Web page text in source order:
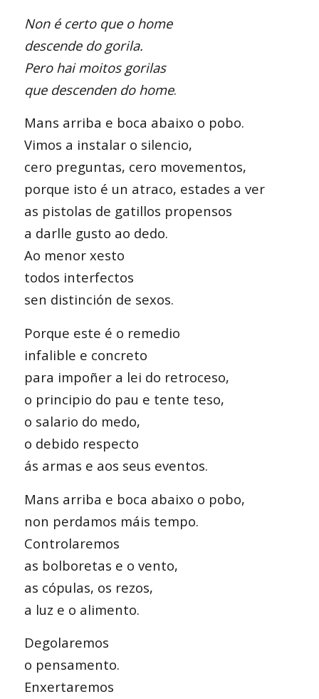
Non é certo que o home
descende do gorila.
Pero hai moitos gorilas
que descenden do home.
Mans arriba e boca abaixo o pobo.
Vimos a instalar o silencio,
cero preguntas, cero movementos,
porque isto é un atraco, estades a ver
as pistolas de gatillos propensos
a darlle gusto ao dedo.
Ao menor xesto
todos interfectos
sen distinción de sexos.
Porque este é o remedio
infalible e concreto
para impoñer a lei do retroceso,
o principio do pau e tente teso,
o salario do medo,
o debido respecto
ás armas e aos seus eventos.
Mans arriba e boca abaixo o pobo,
non perdamos máis tempo.
Controlaremos
as bolboretas e o vento,
as cópulas, os rezos,
a luz e o alimento.
Degolaremos
o pensamento.
Enxertaremos